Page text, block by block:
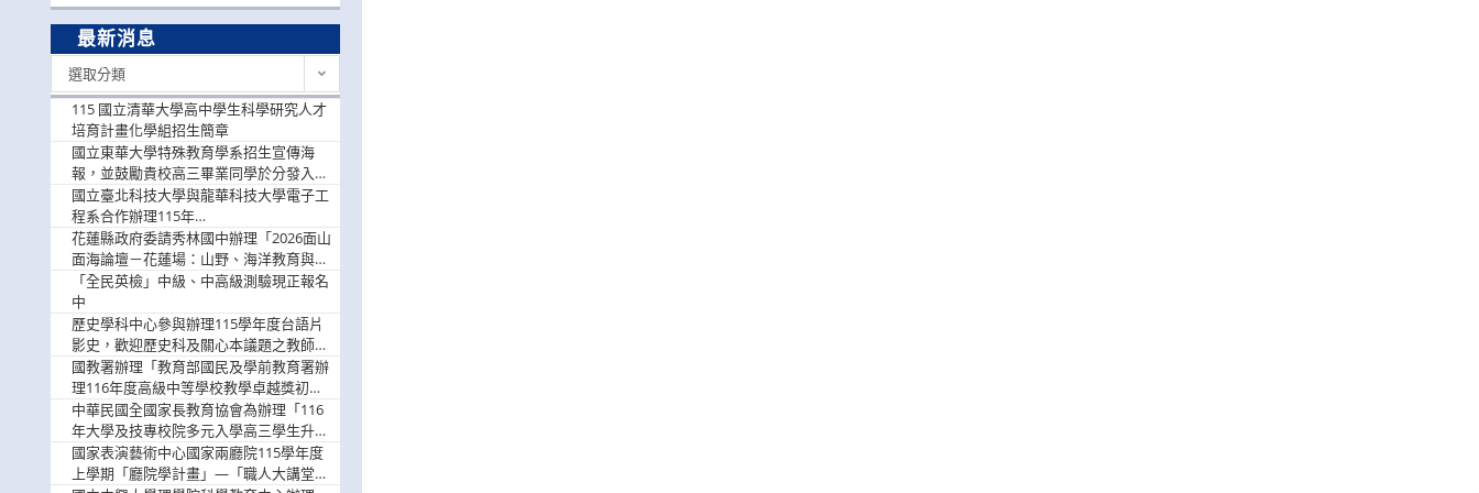
最新消息
選取分類
115 國立清華大學高中學生科學研究人才
培育計畫化學組招生簡章
國立東華大學特殊教育學系招生宣傳海
報，並鼓勵貴校高三畢業同學於分發入學
階段踴躍選填。
國立臺北科技大學與龍華科技大學電子工
程系合作辦理115年
「115.08.10~08.12「AI賦能應用於智慧半
導體研習營」，歡迎學生踴躍報名參加
花蓮縣政府委請秀林國中辦理「2026面山
面海論壇－花蓮場：山野、海洋教育與戶
外安全實務課程」，歡迎踴躍報名參加
「全民英檢」中級、中高級測驗現正報名
中
歷史學科中心參與辦理115學年度台語片
影史，歡迎歷史科及關心本議題之教師踴
躍報名參加
國教署辦理「教育部國民及學前教育署辦
理116年度高級中等學校教學卓越獎初選
實施計畫」，鼓勵教師踴躍報名
中華民國全國家長教育協會為辦理「116
年大學及技專校院多元入學高三學生升學
輔導家長說明會」
國家表演藝術中心國家兩廳院115學年度
上學期「廳院學計畫」—「職人大講堂」